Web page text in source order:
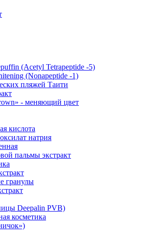
(Acetyl Tetrapeptide -5)
(Nonapeptide -1)
пляжей Таити
- меняющий цвет
кислота
натрия
пальмы экстракт
гранулы
Deepalin PVB)
косметика